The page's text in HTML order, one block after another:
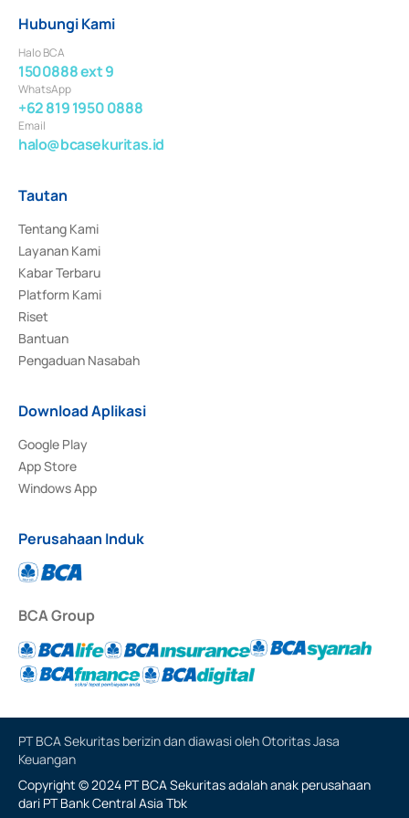
Hubungi Kami
Halo BCA
1500888 ext 9
WhatsApp
+62 819 1950 0888
Email
halo@bcasekuritas.id
Tautan
Tentang Kami
Layanan Kami
Kabar Terbaru
Platform Kami
Riset
Bantuan
Pengaduan Nasabah
Download Aplikasi
Google Play
App Store
Windows App
Perusahaan Induk
BCA Group
PT BCA Sekuritas berizin dan diawasi oleh Otoritas Jasa
Keuangan
Copyright © 2024 PT BCA Sekuritas adalah anak perusahaan
dari PT Bank Central Asia Tbk